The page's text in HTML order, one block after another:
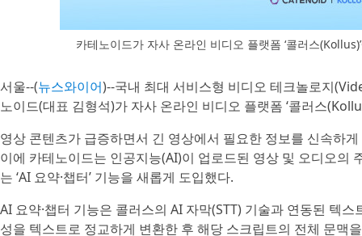
카테노이드가 자사 온라인 비디오 플랫폼 ‘콜러스
서울--(뉴스와이어)--국내 최대 서비스형 비디오 테크놀로지
노이드(대표 김형석)가 자사 온라인 비디오 플랫폼 ‘콜러스
영상 콘텐츠가 급증하면서 긴 영상에서 필요한 정보를 신속하
이에 카테노이드는 인공지능(AI)이 업로드된 영상 및 오디오의
는 ‘AI 요약·챕터’ 기능을 새롭게 도입했다.
AI 요약·챕터 기능은 콜러스의 AI 자막(STT) 기술과 연동된 텍
성을 텍스트로 정교하게 변환한 후 해당 스크립트의 전체 문맥